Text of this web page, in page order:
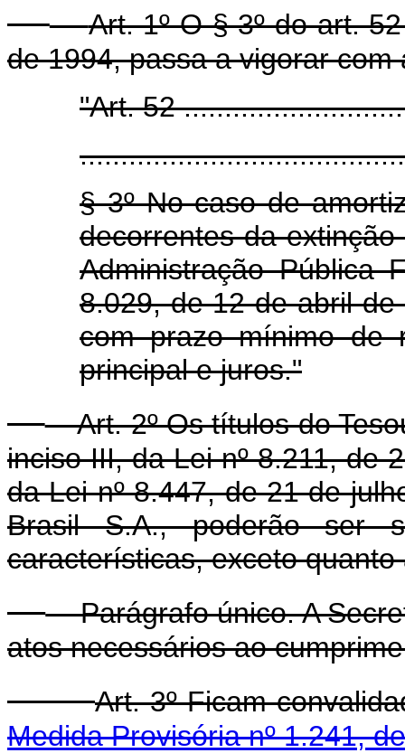
Art. 1º O § 3º do art.
de 1994, passa a vigorar com
"Art. 52
§ 3º No caso de
decorrentes da
Administração Pública
8.029, de 12 de abril
com prazo mínimo de
principal e juros."
Art. 2º Os títulos do
inciso III, da Lei nº 8.211, de
da Lei nº 8.447, de 21 de
Brasil S.A., poderão ser
características, exceto
Parágrafo único. A
atos necessários ao
Art. 3º Ficam
Medida Provisória nº 1.241,